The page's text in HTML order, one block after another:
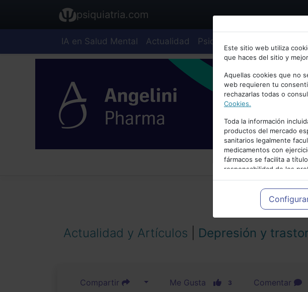
Bienvenid@ a
Escribe tu Email
Accede o regístrate
psiquiatria.com
IA en Salud Mental Actualidad Psiquiatría
Este sitio web utiliza
que haces del sitio y
Aquellas cookies que no
web requieren tu
rechazarlas todas o
Cookies.
Toda la información
productos del mercado
sanitarios legalmente
medicamentos con
fármacos se facilita a
responsabilidad de los
medicamentos y decidir,
adecuado a las
Actualidad y Artículos Depresión y
Compartir Me Gusta 3 Comentar